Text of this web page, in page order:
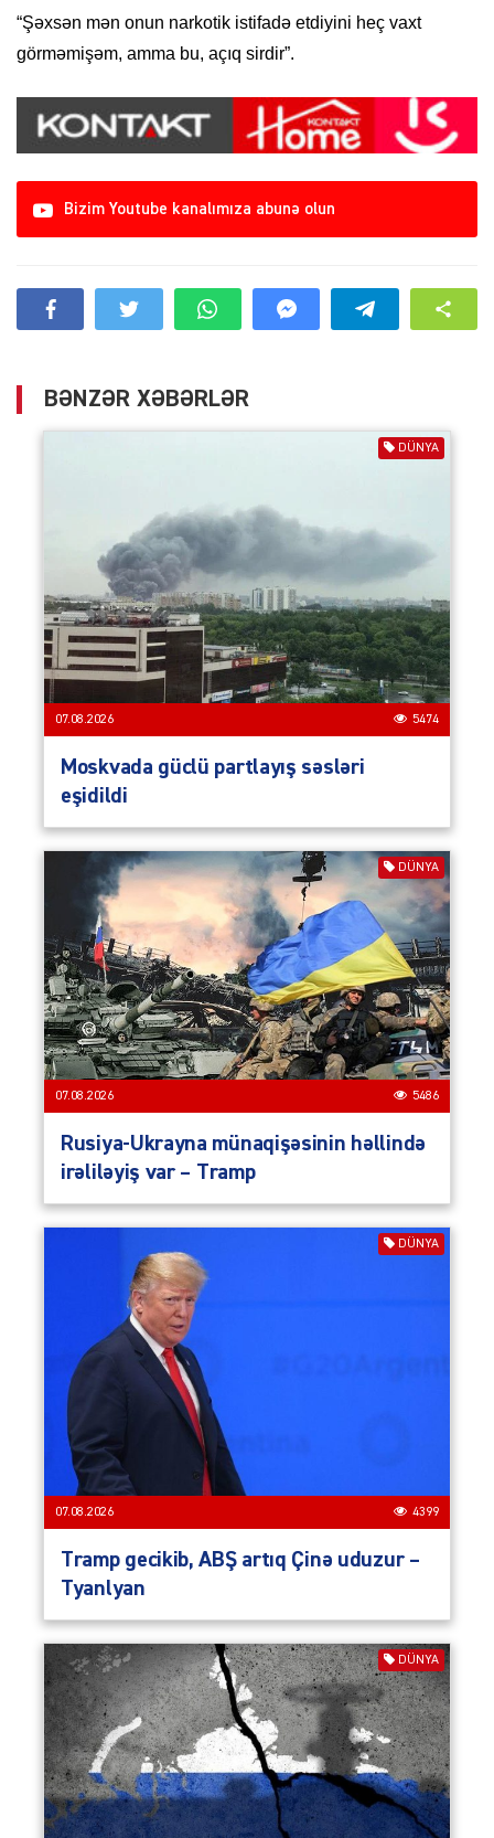
“Şəxsən mən onun narkotik istifadə etdiyini heç vaxt
görməmişəm, amma bu, açıq sirdir”.
Bizim Youtube kanalımıza abunə olun
BƏNZƏR XƏBƏRLƏR
DÜNYA
07.08.2026 5474
Moskvada güclü partlayış səsləri
eşidildi
DÜNYA
07.08.2026 5486
Rusiya-Ukrayna münaqişəsinin həllində
irəliləyiş var – Tramp
DÜNYA
07.08.2026 4399
Tramp gecikib, ABŞ artıq Çinə uduzur –
Tyanlyan
DÜNYA